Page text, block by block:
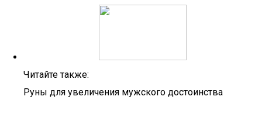
Читайте также:
Руны для увеличения мужского достоинства